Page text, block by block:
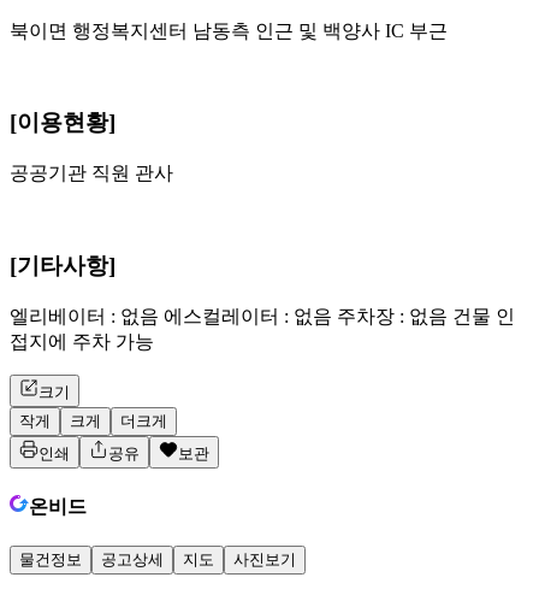
북이면 행정복지센터 남동측 인근 및 백양사 IC 부근
[이용현황]
공공기관 직원 관사
[기타사항]
엘리베이터 : 없음 에스컬레이터 : 없음 주차장 : 없음 건물 인
접지에 주차 가능
크기
작게
크게
더크게
인쇄
공유 보관
온비드
물건정보 공고상세 지도 사진보기